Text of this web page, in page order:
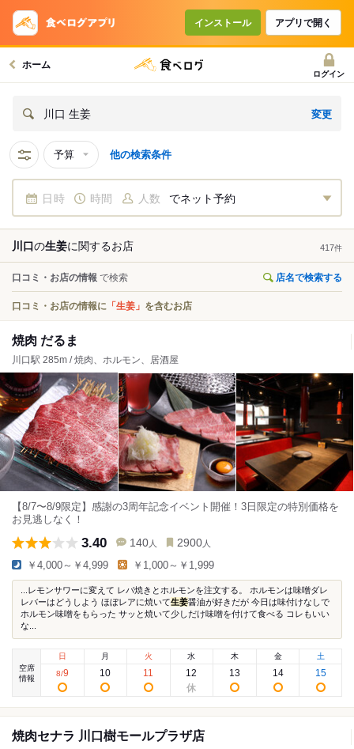
インストール アプリで開く
ホーム
ログイン
川口 生姜 変更
予算 他の検索条件
日時 時間 人数 でネット予約
川口の生姜に関するお店 417件
口コミ・お店の情報 で検索 店名で検索する
口コミ・お店の情報に 「生姜」 を含むお店
焼肉 だるま
川口駅 285m / 焼肉、ホルモン、居酒屋
【8/7〜8/9限定】感謝の3周年記念イベント開催！3日限定の特別価格を
お見逃しなく！
3.40 140 人 2900 人
￥4,000～￥4,999 ￥1,000～￥1,999
...レモンサワーに変えて レバ焼きとホルモンを注文する。 ホルモンは味噌ダレ
レバーはどうしよう ほぼレアに焼いて生姜醤油が好きだが 今日は味付けなしで
ホルモン味噌をもらった サッと焼いて少しだけ味噌を付けて食べる コレもいい
な...
空席
情報
日
8/9
月
10
火
11
水
12
木
13
金
14
土
15
焼肉セナラ 川口樹モールプラザ店